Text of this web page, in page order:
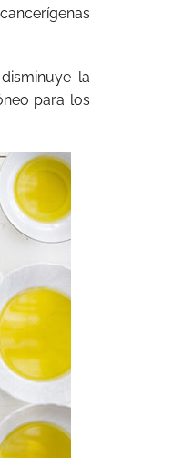
la
para los